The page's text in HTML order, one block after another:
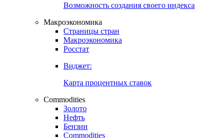
Возможность создания своего индекса
Макроэкономика
Страницы стран
Макроэкономика
Росстат
Виджет:
Карта процентных ставок
Commodities
Золото
Нефть
Бензин
Commodities